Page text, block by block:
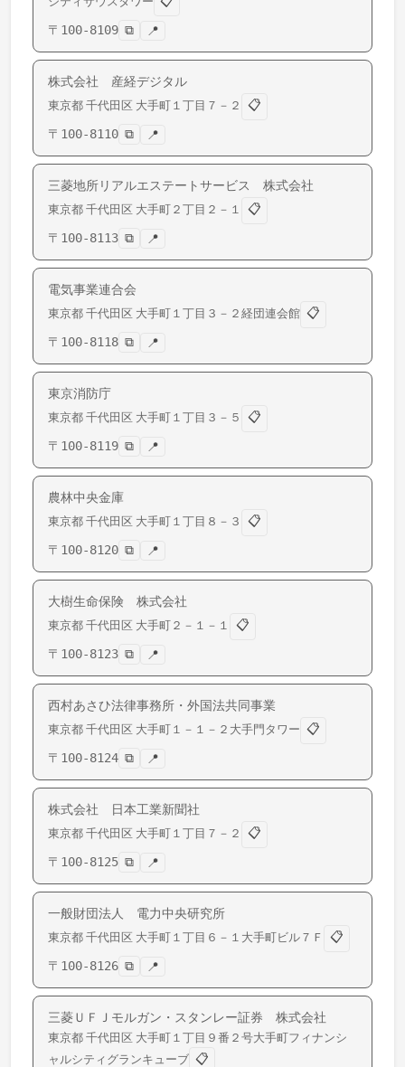
〒 100-8109 ⧉ 📍
株式会社 産経デジタル
東京都 千代田区 大手町 １丁目７－２
📋
〒 100-8110 ⧉ 📍
三菱地所リアルエステートサービス 株式会社
東京都 千代田区 大手町 ２丁目２－１
📋
〒 100-8113 ⧉ 📍
電気事業連合会
東京都 千代田区 大手町 １丁目３－２経団連会館 📋
〒 100-8118 ⧉ 📍
東京消防庁
東京都 千代田区 大手町 １丁目３－５
📋
〒 100-8119 ⧉ 📍
農林中央金庫
東京都 千代田区 大手町 １丁目８－３
📋
〒 100-8120 ⧉ 📍
大樹生命保険 株式会社
東京都 千代田区 大手町 ２－１－１
📋
〒 100-8123 ⧉ 📍
西村あさひ法律事務所・外国法共同事業
東京都 千代田区 大手町 １－１－２大手門タワー 📋
〒 100-8124 ⧉ 📍
株式会社 日本工業新聞社
東京都 千代田区 大手町 １丁目７－２
📋
〒 100-8125 ⧉ 📍
一般財団法人 電力中央研究所
東京都 千代田区 大手町 １丁目６－１大手町ビル７Ｆ
📋
〒 100-8126 ⧉ 📍
三菱ＵＦＪモルガン・スタンレー証券 株式会社
東京都 千代田区 大手町 １丁目９番２号大手町フィナンシ
ャルシティグランキューブ 📋